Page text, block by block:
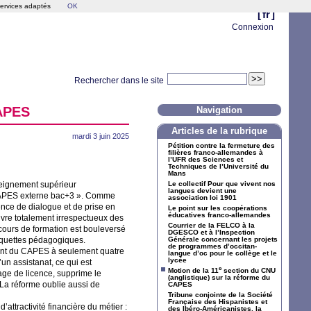
[ fr ]
Connexion
Rechercher dans le site
mardi 3 juin 2025
supérieur
externe bac+3 ». Comme
de dialogue et de prise en
totalement irrespectueux des
de formation est bouleversé
pédagogiques.
du CAPES à seulement quatre
assistanat, ce qui est
de licence, supprime le
réforme oublie aussi de
financière du métier :
Navigation
Articles de la rubrique
Pétition contre la fermeture des
filières franco-allemandes à
l’UFR des Sciences et
Techniques de l’Université du
Mans
Le collectif Pour que vivent nos
langues devient une
association loi 1901
Le point sur les coopérations
éducatives franco-allemandes
Courrier de la FELCO à la
DGESCO et à l’Inspection
Générale concernant les projets
de programmes d’occitan-
langue d’oc pour le collège et le
lycée
Motion de la 11 esection du CNU
(anglistique) sur la réforme du
CAPES
Tribune conjointe de la Société
Française des Hispanistes et
des Ibéro-Américanistes, la
adaptés OK